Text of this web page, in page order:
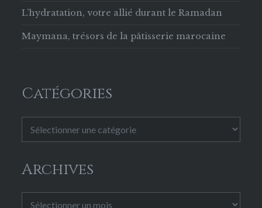
L’hydratation, votre allié durant le Ramadan
Maymana, trésors de la pâtisserie marocaine
Catégories
Archives